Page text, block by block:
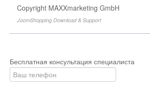
Copyright MAXXmarketing GmbH
JoomShopping Download & Support
Бесплатная консультация специалиста